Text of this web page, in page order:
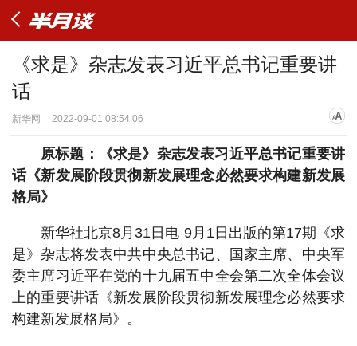
《求是》杂志发表习近平总书记重要讲
话
新华网 2022-09-01 08:54:06
原标题：《求是》杂志发表习近平总书记重要讲
话《新发展阶段贯彻新发展理念必然要求构建新发展
格局》
新华社北京8月31日电 9月1日出版的第17期《求
是》杂志将发表中共中央总书记、国家主席、中央军
委主席习近平在党的十九届五中全会第二次全体会议
上的重要讲话《新发展阶段贯彻新发展理念必然要求
构建新发展格局》。